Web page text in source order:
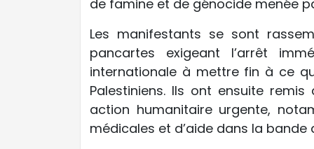
de famine et de génocide menée
Les manifestants se sont
pancartes exigeant l’arrêt
internationale à mettre fin à ce
Palestiniens. Ils ont ensuite
action humanitaire urgente,
médicales et d’aide dans la bande